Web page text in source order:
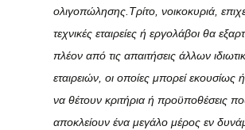
ολιγοπώλησης.Τρίτο, νοικοκυριά,
τεχνικές εταιρείες ή εργολάβοι θα
πλέον από τις απαιτήσεις άλλων
εταιρειών, οι οποίες μπορεί εκουσίως
να θέτουν κριτήρια ή προϋποθέσεις
αποκλείουν ένα μεγάλο μέρος εν